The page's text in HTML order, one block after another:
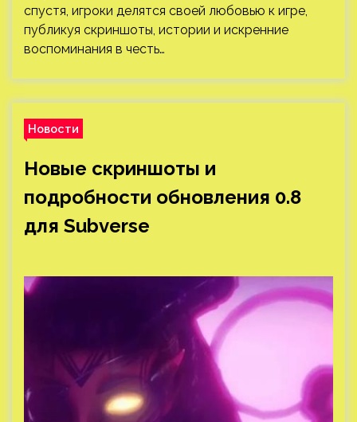
спустя, игроки делятся своей любовью к игре,
публикуя скриншоты, истории и искренние
воспоминания в честь…
Новости
Новые скриншоты и
подробности обновления 0.8
для Subverse